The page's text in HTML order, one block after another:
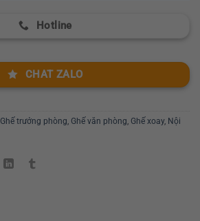
Hotline
CHAT ZALO
Ghế trưởng phòng, Ghế văn phòng, Ghế xoay, Nội